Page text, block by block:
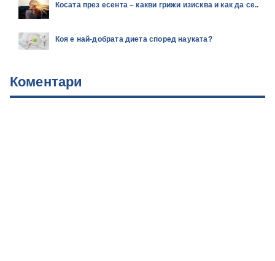
Косата през есента – какви грижи изисква и как да се..
Коя е най-добрата диета според науката?
Коментари